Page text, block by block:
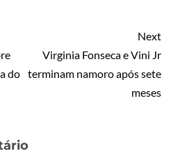
do
Next
Virginia Fonseca e Vini Jr
terminam namoro após sete
meses